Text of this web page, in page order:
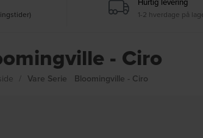
1-2 hverdage på
- Ciro
Vare Serie Bloomingville - Ciro